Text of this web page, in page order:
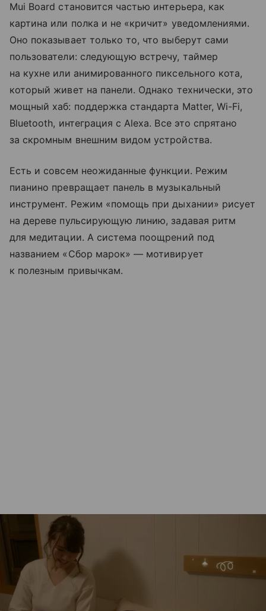
Mui Board становится частью интерьера, как
картина или полка и не «кричит» уведомлениями.
Оно показывает только то, что выберут сами
пользователи: следующую встречу, таймер
на кухне или анимированного пиксельного кота,
который живет на панели. Однако технически, это
мощный хаб: поддержка стандарта Matter, Wi-Fi,
Bluetooth, интеграция с Alexa. Все это спрятано
за скромным внешним видом устройства.
Есть и совсем неожиданные функции. Режим
пианино превращает панель в музыкальный
инструмент. Режим «помощь при дыхании» рисует
на дереве пульсирующую линию, задавая ритм
для медитации. А система поощрений под
названием «Сбор марок» — мотивирует
к полезным привычкам.